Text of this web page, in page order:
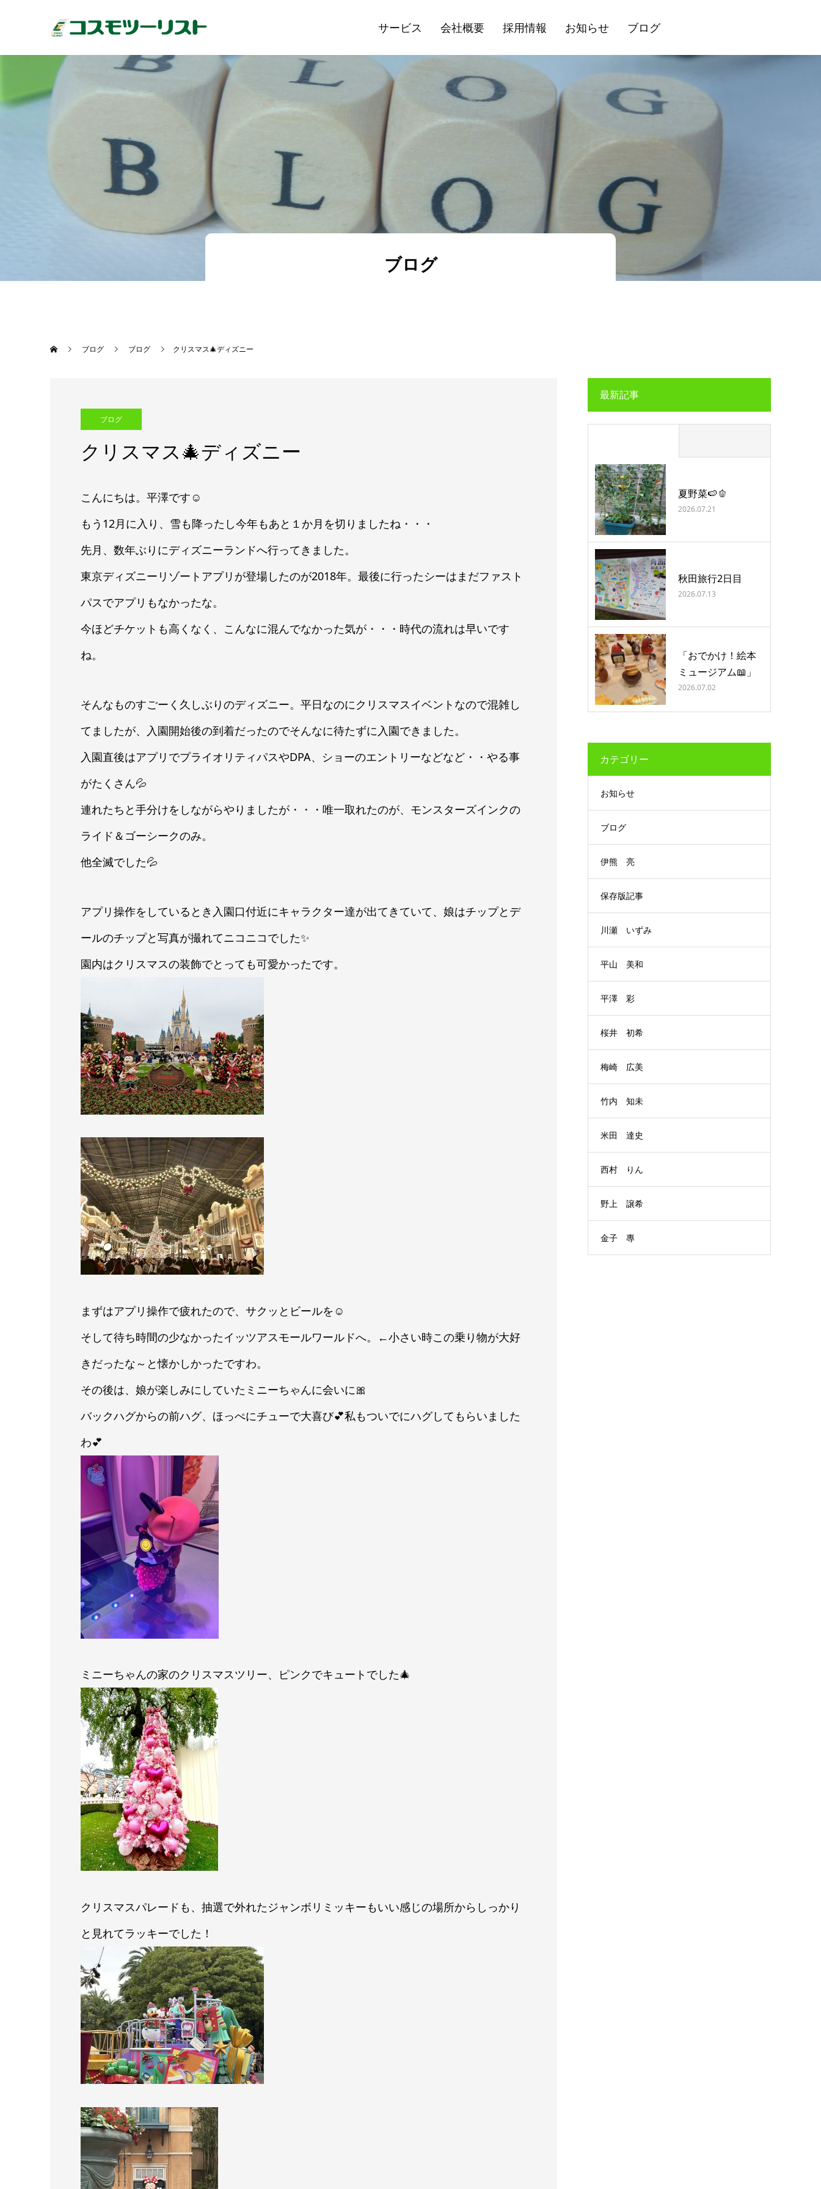
サービス 会社概要 採用情報 お知らせ ブログ
ブログ
ブログ ブログ クリスマス🎄ディズニー
ブログ
クリスマス🎄ディズニー
こんにちは。平澤です☺
もう12月に入り、雪も降ったし今年もあと１か月を切りましたね・・・
先月、数年ぶりにディズニーランドへ行ってきました。
東京ディズニーリゾートアプリが登場したのが2018年。最後に行ったシーはまだファスト
パスでアプリもなかったな。
今ほどチケットも高くなく、こんなに混んでなかった気が・・・時代の流れは早いです
ね。
そんなものすごーく久しぶりのディズニー。平日なのにクリスマスイベントなので混雑し
てましたが、入園開始後の到着だったのでそんなに待たずに入園できました。
入園直後はアプリでプライオリティパスやDPA、ショーのエントリーなどなど・・やる事
がたくさん💦
連れたちと手分けをしながらやりましたが・・・唯一取れたのが、モンスターズインクの
ライド＆ゴーシークのみ。
他全滅でした💦
アプリ操作をしているとき入園口付近にキャラクター達が出てきていて、娘はチップとデ
ールのチップと写真が撮れてニコニコでした✨
園内はクリスマスの装飾でとっても可愛かったです。
まずはアプリ操作で疲れたので、サクッとビールを☺
そして待ち時間の少なかったイッツアスモールワールドへ。←小さい時この乗り物が大好
きだったな～と懐かしかったですわ。
その後は、娘が楽しみにしていたミニーちゃんに会いに🎀
バックハグからの前ハグ、ほっぺにチューで大喜び💕私もついでにハグしてもらいました
わ💕
ミニーちゃんの家のクリスマスツリー、ピンクでキュートでした🎄
クリスマスパレードも、抽選で外れたジャンボリミッキーもいい感じの場所からしっかり
と見れてラッキーでした！
最新記事
夏野菜🍉🫑
2026.07.21
秋田旅行2日目
2026.07.13
「おでかけ！絵本
ミュージアム📖」
2026.07.02
カテゴリー
お知らせ
ブログ
伊熊 亮
保存版記事
川瀬 いずみ
平山 美和
平澤 彩
桜井 初希
梅崎 広美
竹内 知未
米田 達史
西村 りん
野上 譲希
金子 專